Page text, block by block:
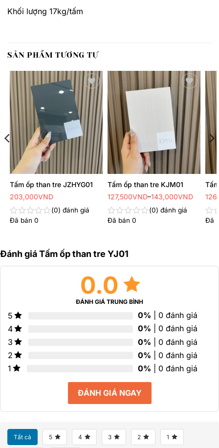
Khối lượng 17kg/tấm
SẢN PHẨM TƯƠNG TỰ
Thêm
yêu
thích
Tấm ốp than tre JZHYG01
Được
5
0
đánh giá
Đã bán 0
203,000VND
Thêm
yêu
thích
Tấm ốp than tre KJM01
Được
5
0
đánh giá
Đã bán 0
127,500VND–143,000VND
Khoảng
từ
127,500VND
đến
Đã
từ
đến
Đánh giá Tấm ốp than tre YJ01
0.0
ĐÁNH GIÁ TRUNG BÌNH
5 0% | 0 đánh giá
4
0% | 0 đánh giá
3
0% | 0 đánh giá
2
0% | 0 đánh giá
1
0% | 0 đánh giá
ĐÁNH GIÁ NGAY
Tất cả 5 4 3 2 1